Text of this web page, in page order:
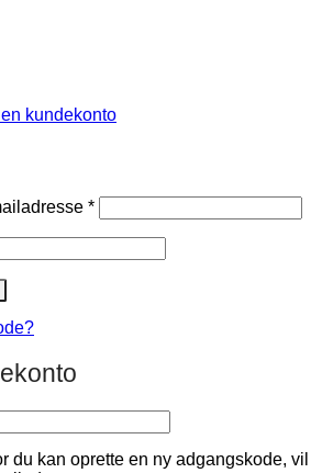
kundekonto
*Påkrævet
du kan oprette en ny adgangskode, vil